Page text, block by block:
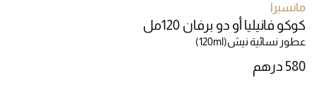
مانسيرا
كوكو فانيليا أو دو برفان 120مل
عطور نسائية نيش(120ml)